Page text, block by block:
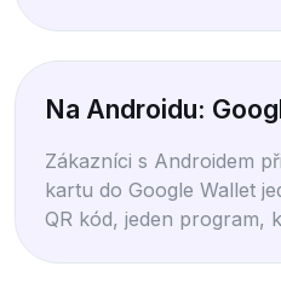
Na Androidu:
Zákazníci s Androidem
kartu do Google Wallet
QR kód, jeden program,